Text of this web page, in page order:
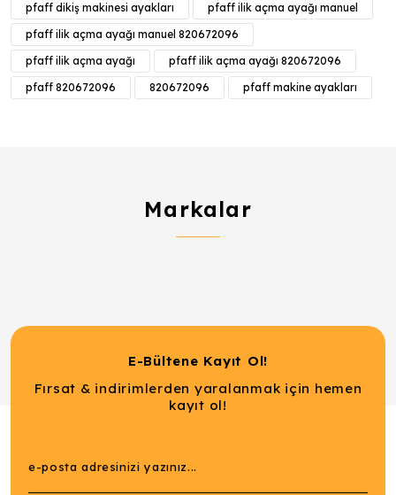
pfaff dikiş makinesi ayakları
pfaff ilik açma ayağı manuel
pfaff ilik açma ayağı manuel 820672096
pfaff ilik açma ayağı
pfaff ilik açma ayağı 820672096
pfaff 820672096
820672096 pfaff makine ayakları
Markalar
E-Bültene Kayıt Ol!
Fırsat & indirimlerden yaralanmak için hemen
kayıt ol!